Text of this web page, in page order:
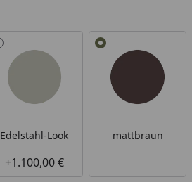
Edelstahl-Look
+1.100,00 €
mattbraun